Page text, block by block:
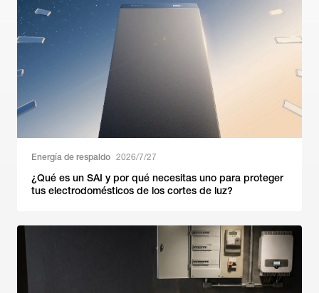
Energía de respaldo 2026/7/27
¿Qué es un SAI y por qué necesitas uno para proteger
tus electrodomésticos de los cortes de luz?